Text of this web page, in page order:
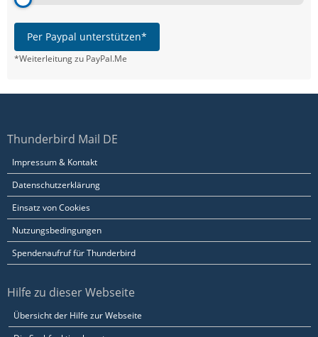
Per Paypal unterstützen*
*Weiterleitung zu PayPal.Me
Thunderbird Mail DE
Impressum & Kontakt
Datenschutzerklärung
Einsatz von Cookies
Nutzungsbedingungen
Spendenaufruf für Thunderbird
Hilfe zu dieser Webseite
Übersicht der Hilfe zur Webseite